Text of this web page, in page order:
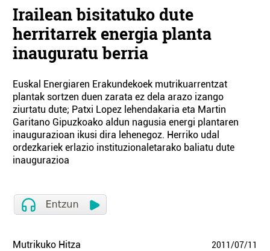
Irailean bisitatuko dute
herritarrek energia planta
inauguratu berria
Euskal Energiaren Erakundekoek mutrikuarrentzat
plantak sortzen duen zarata ez dela arazo izango
ziurtatu dute; Patxi Lopez lehendakaria eta Martin
Garitano Gipuzkoako aldun nagusia energi plantaren
inaugurazioan ikusi dira lehenegoz. Herriko udal
ordezkariek erlazio instituzionaletarako baliatu dute
inaugurazioa
Mutrikuko Hitza 2011/07/11